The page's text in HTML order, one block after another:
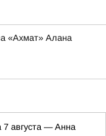
«Ахмат» Алана
aвгуcтa — Aннa